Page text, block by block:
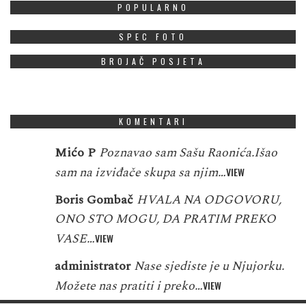
POPULARNO
SPEC FOTO
BROJAČ POSJETA
KOMENTARI
Mićo P Poznavao sam Sašu Raonića.Išao
sam na izviđače skupa sa njim…VIEW
Boris Gombač HVALA NA ODGOVORU,
ONO STO MOGU, DA PRATIM PREKO
VASE…VIEW
administrator Nase sjediste je u Njujorku.
Možete nas pratiti i preko…VIEW